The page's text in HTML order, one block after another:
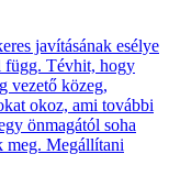
javításának esélye
függ. Tévhit, hogy
vezető közeg,
okoz, ami további
önmagától soha
meg. Megállítani